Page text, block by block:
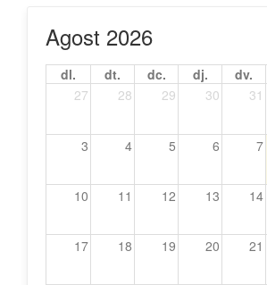
Agost 2026
dl. dt. dc. dj. dv.
27
28 29 30 31
3 4 5 6 7
10 11 12 13 14
17 18 19 20 21